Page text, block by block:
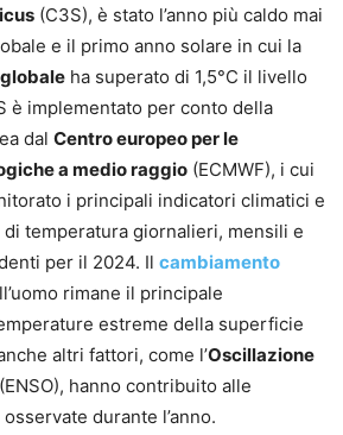
(C3S), è stato l’anno più caldo mai
e il primo anno solare in cui la
ha superato di 1,5°C il livello
è implementato per conto della
dal Centro europeo per le
a medio raggio (ECMWF), i cui
i principali indicatori climatici e
temperatura giornalieri, mensili e
per il 2024. Il cambiamento
rimane il principale
estreme della superficie
altri fattori, come l’Oscillazione
(ENSO), hanno contribuito alle
durante l’anno.